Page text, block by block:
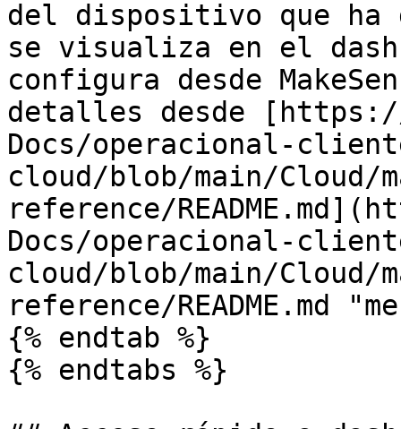
del dispositivo que ha
se visualiza en el
configura desde
detalles desde [https://
Docs/operacional-
cloud/blob/main/Cloud/
reference/
Docs/operacional-
cloud/blob/main/Cloud/
reference/README.md
{% endtab %}
{% endtabs %}